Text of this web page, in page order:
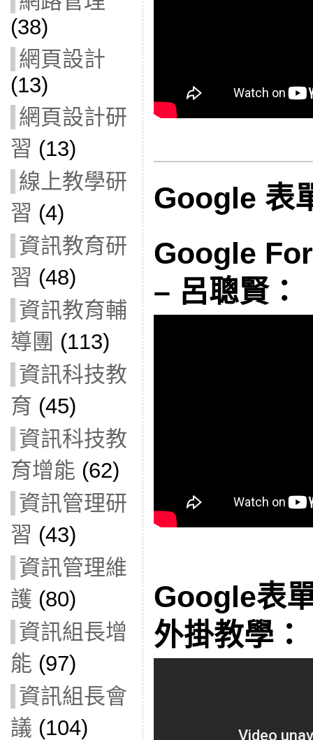
(38)
網頁設計
(13)
網頁設計研
習 (13)
線上教學研
習 (4)
資訊教育研
習 (48)
資訊教育輔
導團 (113)
資訊科技教
育 (45)
資訊科技教
育增能 (62)
資訊管理研
習 (43)
資訊管理維
護 (80)
資訊組長增
能 (97)
資訊組長會
議 (104)
Google 表
Google
– 呂聰賢：
Google表
外掛教學：